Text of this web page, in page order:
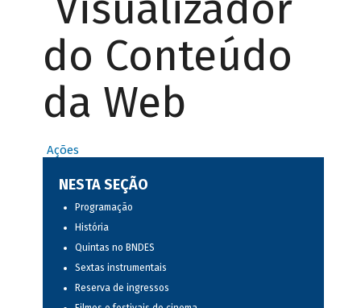
do Conteúdo
da Web
Ações
NESTA SEÇÃO
Programação
História
Quintas no BNDES
Sextas instrumentais
Reserva de ingressos